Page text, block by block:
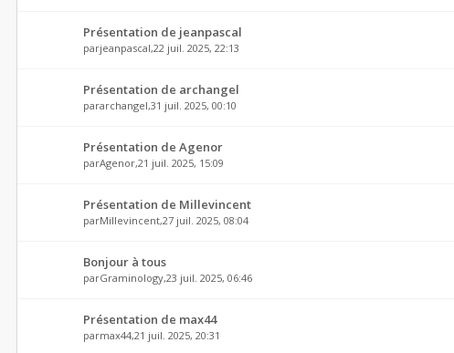
Présentation de jeanpascal
parjeanpascal,22 juil. 2025, 22:13
Présentation de archangel
pararchangel,31 juil. 2025, 00:10
Présentation de Agenor
parAgenor,21 juil. 2025, 15:09
Présentation de Millevincent
parMillevincent,27 juil. 2025, 08:04
Bonjour à tous
parGraminology,23 juil. 2025, 06:46
Présentation de max44
parmax44,21 juil. 2025, 20:31